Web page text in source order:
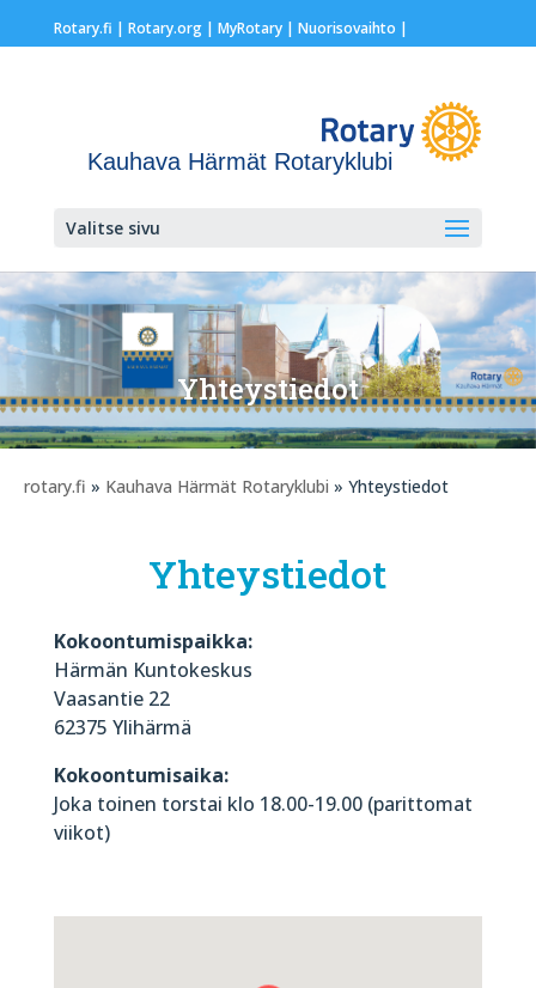
Rotary.fi | Rotary.org| MyRotary | Nuorisovaihto |
Kauhava Härmät Rotaryklubi
Valitse sivu
Yhteystiedot
rotary.fi » Kauhava Härmät Rotaryklubi » Yhteystiedot
Yhteystiedot
Kokoontumispaikka:
Härmän Kuntokeskus
Vaasantie 22
62375 Ylihärmä
Kokoontumisaika:
Joka toinen torstai klo 18.00-19.00 (parittomat
viikot)